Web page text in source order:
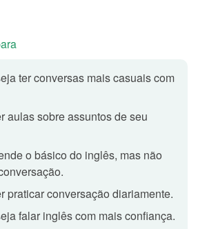
novos temas e/ou perguntas.
melhor e mais divertida
já fez?
objetivo uma conversa livre com o
são apenas exemplos, sinta-se
novos temas e/ou perguntas.
fosse viajar para algum lugar,
ter conversas mais casuais com
aulas sobre assuntos de seu
o básico do inglês, mas não
praticar conversação diariamente.
falar inglês com mais confiança.